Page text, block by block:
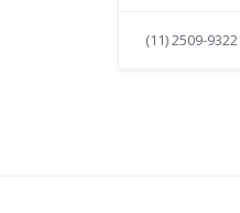
(11) 2509-9322